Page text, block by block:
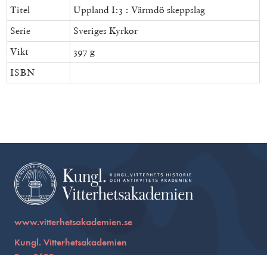
Titel
Uppland I:3 : Värmdö skeppslag
Serie
Sveriges Kyrkor
Vikt
397 g
ISBN
www.vitterhetsakademien.se
Kungl. Vitterhetsakademien